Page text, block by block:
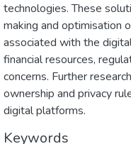
technologies. These
making and optimisation
associated with the
financial resources,
concerns. Further
ownership and privacy
digital platforms.
Keywords